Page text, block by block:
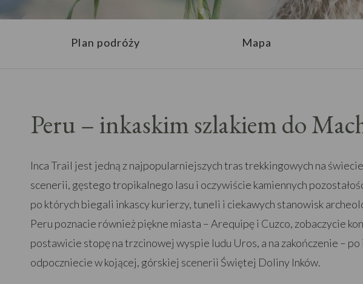
Plan podróży Mapa
Peru – inkaskim szlakiem do
Inca Trail jest jedną z najpopularniejszych tras trekkingowych na
scenerii, gęstego tropikalnego lasu i oczywiście kamiennych
po których biegali inkascy kurierzy, tuneli i ciekawych stanowisk
Peru poznacie również piękne miasta – Arequipę i Cuzco, zobaczycie
postawicie stopę na trzcinowej wyspie ludu Uros, a na zakończenie –
odpoczniecie w kojącej, górskiej scenerii Świętej Doliny Inków.